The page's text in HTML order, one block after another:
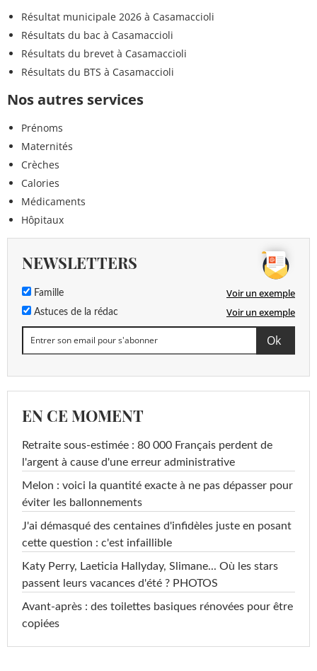
Résultat municipale 2026 à Casamaccioli
Résultats du bac à Casamaccioli
Résultats du brevet à Casamaccioli
Résultats du BTS à Casamaccioli
Nos autres services
Prénoms
Maternités
Crèches
Calories
Médicaments
Hôpitaux
NEWSLETTERS
Famille Voir un exemple
Astuces de la rédac Voir un exemple
EN CE MOMENT
Retraite sous-estimée : 80 000 Français perdent de
l'argent à cause d'une erreur administrative
Melon : voici la quantité exacte à ne pas dépasser pour
éviter les ballonnements
J'ai démasqué des centaines d'infidèles juste en posant
cette question : c'est infaillible
Katy Perry, Laeticia Hallyday, Slimane... Où les stars
passent leurs vacances d'été ? PHOTOS
Avant-après : des toilettes basiques rénovées pour être
copiées